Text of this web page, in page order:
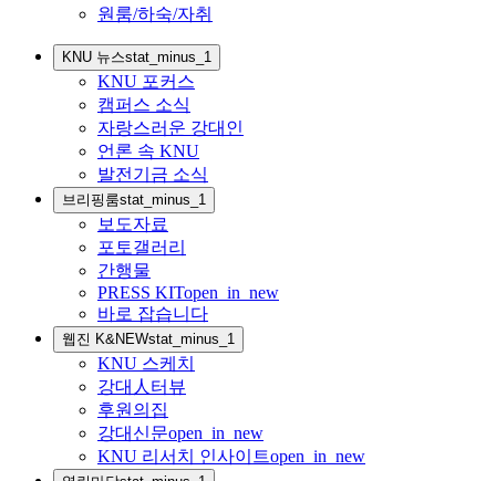
원룸/하숙/자취
KNU 뉴스stat_minus_1
KNU 포커스
캠퍼스 소식
자랑스러운 강대인
언론 속 KNU
발전기금 소식
브리핑룸stat_minus_1
보도자료
포토갤러리
간행물
PRESS KITopen_in_new
바로 잡습니다
웹진 K&NEWstat_minus_1
KNU 스케치
강대人터뷰
후원의집
강대신문open_in_new
KNU 리서치 인사이트open_in_new